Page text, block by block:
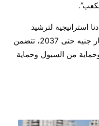
استراتيجية لترشيد
وتحسين استخدام المياه، بـ900 مليار جنيه حتى 2037، تتضمن
من السيول وحماية